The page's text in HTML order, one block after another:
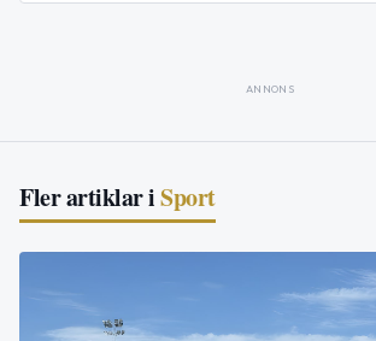
ANNONS
Fler artiklar iSport